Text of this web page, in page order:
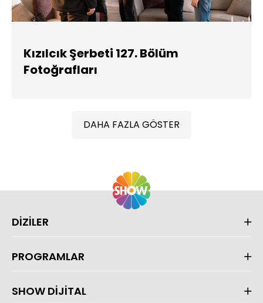
Kızılcık Şerbeti 127. Bölüm
Fotoğrafları
DAHA FAZLA GÖSTER
DİZİLER
PROGRAMLAR
SHOW DİJİTAL